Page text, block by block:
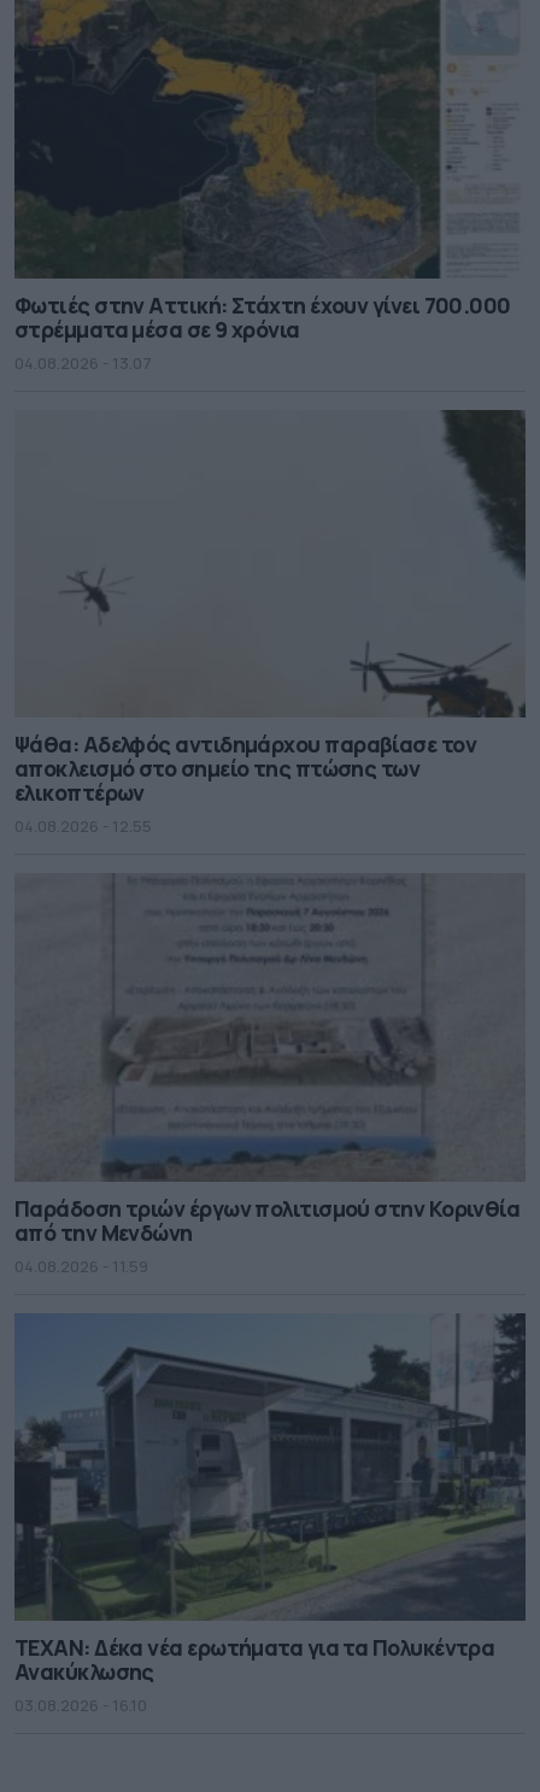
Φωτιές στην Αττική: Στάχτη έχουν γίνει 700.000
στρέμματα μέσα σε 9 χρόνια
04.08.2026 - 13.07
Ψάθα: Αδελφός αντιδημάρχου παραβίασε τον
αποκλεισμό στο σημείο της πτώσης των
ελικοπτέρων
04.08.2026 - 12.55
Παράδοση τριών έργων πολιτισμού στην Κορινθία
από την Μενδώνη
04.08.2026 - 11.59
ΤΕΧΑΝ: Δέκα νέα ερωτήματα για τα Πολυκέντρα
Ανακύκλωσης
03.08.2026 - 16.10